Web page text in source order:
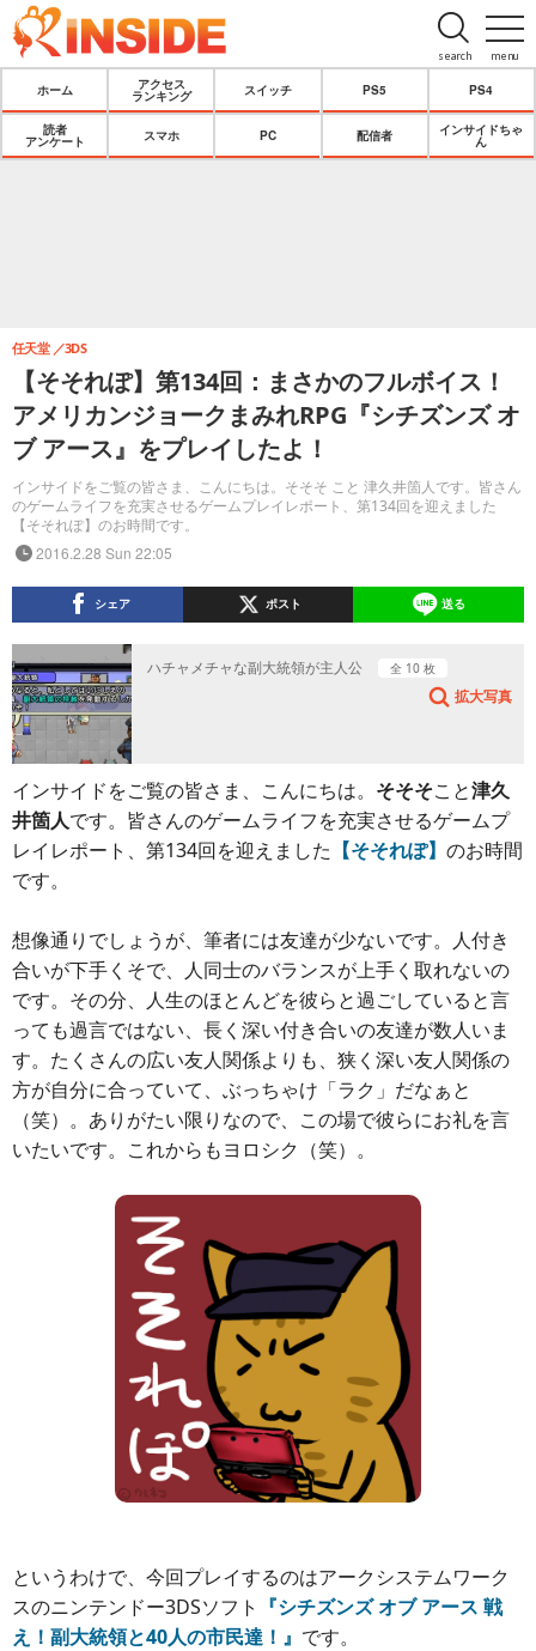
menu
search
ホーム
アクセス
ランキング
スイッチ PS5 PS4
読者
アンケート
スマホ PC 配信者
インサイドちゃ
ん
【そそれぽ】第134回：まさかのフルボイス！
アメリカンジョークまみれRPG『シチズンズ オ
ブ アース』をプレイしたよ！
インサイドをご覧の皆さま、こんにちは。そそそ こと 津久井箇人です。皆さん
のゲームライフを充実させるゲームプレイレポート、第134回を迎えました
【そそれぽ】のお時間です。
任天堂 3DS
2016.2.28 Sun 22:05
シェア ポスト 送る
ハチャメチャな副大統領が主人公 全 10 枚
拡大写真
インサイドをご覧の皆さま、こんにちは。 そそそこと津久
井箇人です。皆さんのゲームライフを充実させるゲームプ
レイレポート、第134回を迎えました 【そそれぽ】 のお時間
です。
想像通りでしょうが、筆者には友達が少ないです。人付き
合いが下手くそで、人同士のバランスが上手く取れないの
です。その分、人生のほとんどを彼らと過ごしていると言
っても過言ではない、長く深い付き合いの友達が数人いま
す。たくさんの広い友人関係よりも、狭く深い友人関係の
方が自分に合っていて、ぶっちゃけ「ラク」だなぁと
（笑）。ありがたい限りなので、この場で彼らにお礼を言
いたいです。これからもヨロシク（笑）。
というわけで、今回プレイするのはアークシステムワーク
スのニンテンドー3DSソフト 『シチズンズ オブ アース 戦
え！副大統領と40人の市民達！』 です。